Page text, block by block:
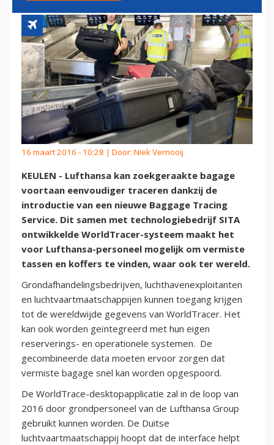
16 maart 2016 - 10:28 | Door: Niek Vernooij
KEULEN - Lufthansa kan zoekgeraakte bagage
voortaan eenvoudiger traceren dankzij de
introductie van een nieuwe Baggage Tracing
Service. Dit samen met technologiebedrijf SITA
ontwikkelde WorldTracer-systeem maakt het
voor Lufthansa-personeel mogelijk om vermiste
tassen en koffers te vinden, waar ook ter wereld.
Grondafhandelingsbedrijven, luchthavenexploitanten
en luchtvaartmaatschappijen kunnen toegang krijgen
tot de wereldwijde gegevens van WorldTracer. Het
kan ook worden geïntegreerd met hun eigen
reserverings- en operationele systemen. De
gecombineerde data moeten ervoor zorgen dat
vermiste bagage snel kan worden opgespoord.
De WorldTrace-desktopapplicatie zal in de loop van
2016 door grondpersoneel van de Lufthansa Group
gebruikt kunnen worden. De Duitse
luchtvaartmaatschappij hoopt dat de interface helpt